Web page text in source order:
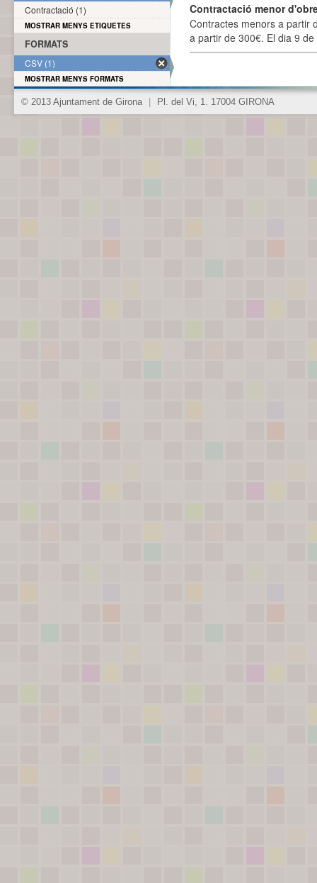
Contractació menor
Contractes menors a partir
a partir de 300€. El dia 9
Contractació (1)
MOSTRAR MENYS ETIQUETES
FORMATS
CSV (1)
MOSTRAR MENYS FORMATS
© 2013 Ajuntament de Girona Pl. del Vi, 1. 17004 GIRONA